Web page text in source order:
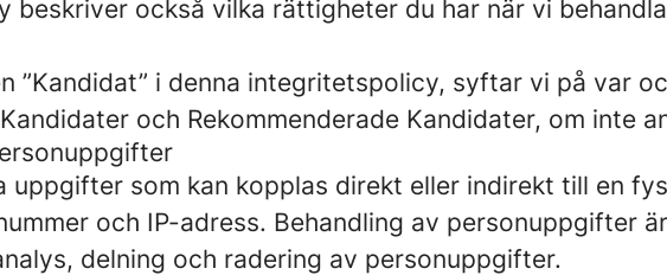
beskriver också vilka rättigheter du har när vi
”Kandidat” i denna integritetspolicy, syftar vi på var
och Rekommenderade Kandidater, om inte
uppgifter som kan kopplas direkt eller indirekt till en
och IP-adress. Behandling av personuppgifter
delning och radering av personuppgifter.